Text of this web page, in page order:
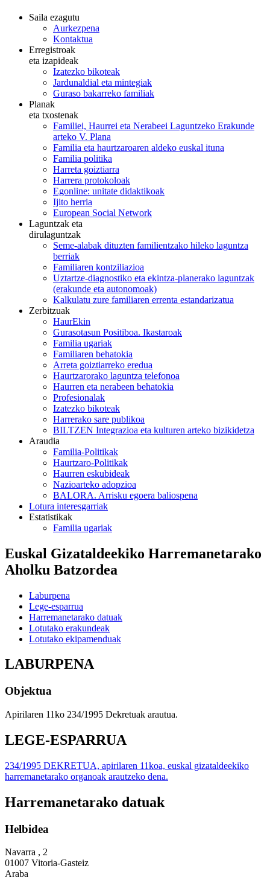
Saila ezagutu
Aurkezpena
Kontaktua
Erregistroak
eta izapideak
Izatezko bikoteak
Jardunaldial eta mintegiak
Guraso bakarreko familiak
Planak
eta txostenak
Familiei, Haurrei eta Nerabeei Laguntzeko Erakunde
arteko V. Plana
Familia eta haurtzaroaren aldeko euskal ituna
Familia politika
Harreta goiztiarra
Harrera protokoloak
Egonline: unitate didaktikoak
Ijito herria
European Social Network
Laguntzak eta
dirulaguntzak
Seme-alabak dituzten familientzako hileko laguntza
berriak
Familiaren kontziliazioa
Uztartze-diagnostiko eta ekintza-planerako laguntzak
(erakunde eta autonomoak)
Kalkulatu zure familiaren errenta estandarizatua
Zerbitzuak
HaurEkin
Gurasotasun Positiboa. Ikastaroak
Familia ugariak
Familiaren behatokia
Arreta goiztiarreko eredua
Haurtzarorako laguntza telefonoa
Haurren eta nerabeen behatokia
Profesionalak
Izatezko bikoteak
Harrerako sare publikoa
BILTZEN Integrazioa eta kulturen arteko bizikidetza
Araudia
Familia-Politikak
Haurtzaro-Politikak
Haurren eskubideak
Nazioarteko adopzioa
BALORA. Arrisku egoera baliospena
Lotura interesgarriak
Estatistikak
Familia ugariak
Euskal Gizataldeekiko Harremanetarako
Aholku Batzordea
Laburpena
Lege-esparrua
Harremanetarako datuak
Lotutako erakundeak
Lotutako ekipamenduak
LABURPENA
Objektua
Apirilaren 11ko 234/1995 Dekretuak arautua.
LEGE-ESPARRUA
234/1995 DEKRETUA, apirilaren 11koa, euskal gizataldeekiko
harremanetarako organoak arautzeko dena.
Harremanetarako datuak
Helbidea
Navarra , 2
01007 Vitoria-Gasteiz
Araba